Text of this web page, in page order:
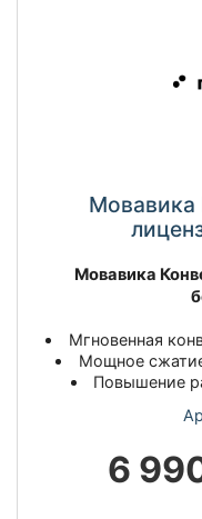
Мовавика
Мовавика
Мгновенная
Мощное
Повышение
6